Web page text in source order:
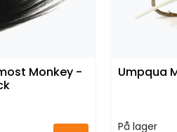
Monkey -
Umpqua
På lager